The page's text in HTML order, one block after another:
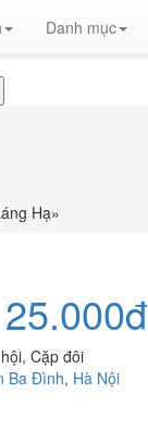
Danh mục
Hạ»
, Cặp đôi
Ba Đình, Hà Nội